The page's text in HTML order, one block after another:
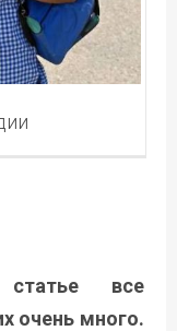
все
очень много.